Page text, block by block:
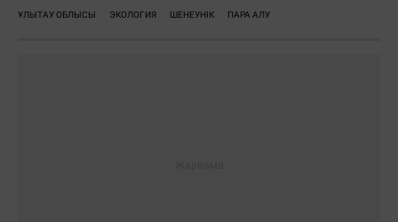
ҰЛЫТАУ ОБЛЫСЫ ЭКОЛОГИЯ ШЕНЕУНІК ПАРА АЛУ